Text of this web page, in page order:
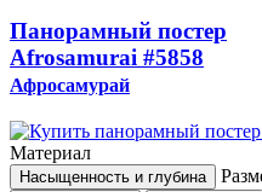
Панорамный постер
Afrosamurai #5858
Афросамурай
Материал
Насыщенность и глубина